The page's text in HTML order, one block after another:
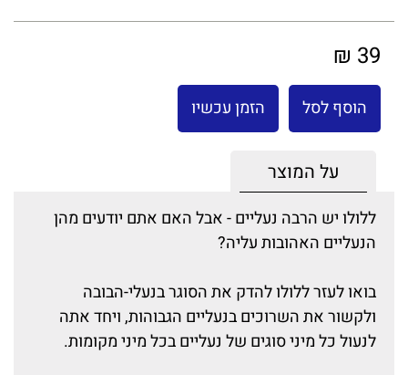
39 ₪
הוסף לסל הזמן עכשיו
על המוצר
ללולו יש הרבה נעליים - אבל האם אתם יודעים מהן
הנעליים האהובות עליה?
בואו לעזר ללולו להדק את הסוגר בנעלי-הבובה
ולקשור את השרוכים בנעליים הגבוהות, ויחד אתה
לנעול כל מיני סוגים של נעליים בכל מיני מקומות.